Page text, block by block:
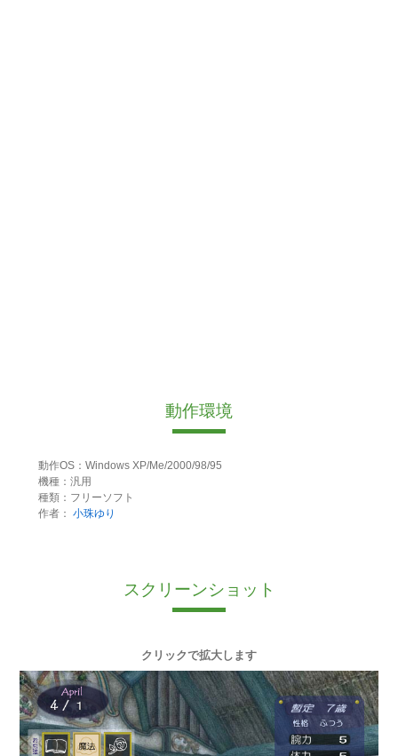
動作環境
動作OS：Windows XP/Me/2000/98/95
機種：汎用
種類：フリーソフト
作者： 小珠ゆり
スクリーンショット
クリックで拡大します